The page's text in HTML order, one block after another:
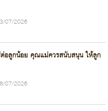
07/2026
อลูกน้อย คุณแม่ควรสนับสนุน ให้ลูก
07/2026